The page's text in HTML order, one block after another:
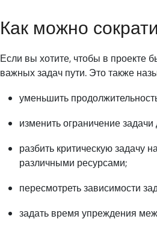
Как можно
Если вы хотите, чтобы в проекте
важных задач пути. Это также
уменьшить
изменить ограничение
разбить критическую задачу
различными ресурсами;
пересмотреть зависимости
задать время упреждения